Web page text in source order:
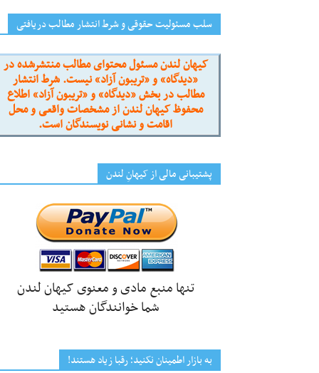
سلب مسئولیت حقوقی و شرط انتشار مطالب دریافتی
کیهان لندن مسئول محتوای مطالب منتشرشده در
«دیدگاه» و «تریبون آزاد» نیست. شرط انتشار
مطالب در بخش «دیدگاه» و «تریبون آزاد» اطلاع
محفوظ کیهان لندن از مشخصات واقعی و محل
اقامت و نشانی نویسندگان است.
پشتیبانی مالی از کیهانِ لندن
تنها منبع مادی و معنوی کیهان لندن
شما خوانندگان هستید
به بازار اطمینان نکنید؛ رقبا زیاد هستند!